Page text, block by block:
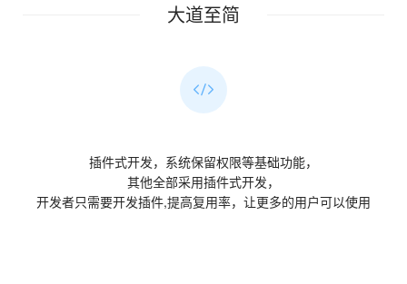
大道至简
插件式开发，系统保留权限等基础功能，
其他全部采用插件式开发，
开发者只需要开发插件,提高复用率，让更多的用户可以使用